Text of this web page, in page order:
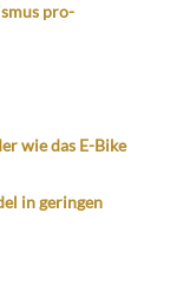
pro-
wie das E-Bike
in geringen